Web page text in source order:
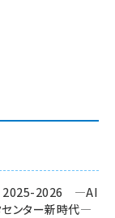
ー 2025-2026 ―AI
センター新時代―